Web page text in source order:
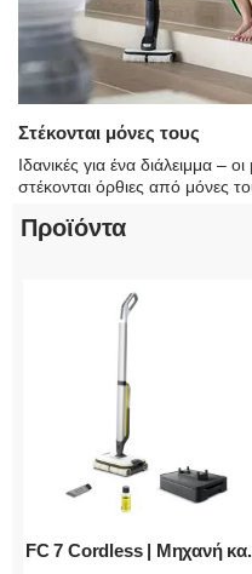
Στέκονται μόνες τους
Ιδανικές για ένα διάλειμμα –
στέκονται όρθιες από μόνες
Προϊόντα
FC 7 Cordless | Μηχανή